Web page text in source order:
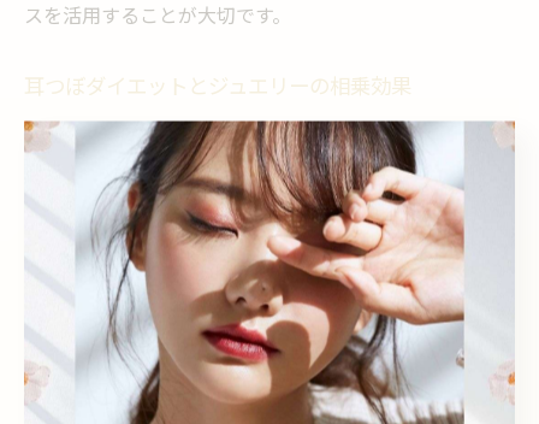
スを活用することが大切です。
耳つぼダイエットとジュエリーの相乗効果
耳つぼジュエリーは、ダイエットをサポートする目的で
も注目されています。特定のツボ（飢点など）を刺激す
ることで、食欲をコントロールしやすくなるとされ、堺
市でも耳つぼダイエットを取り入れるサロンが増えてい
ます。ナチュラルなジュエリーを使うことで、見た目も
美しく、気分を高めながら続けられるのが特徴です。
相乗効果を得るためには、栄養バランスの取れた食事や
適度な運動と組み合わせることが重要です。耳つぼジュ